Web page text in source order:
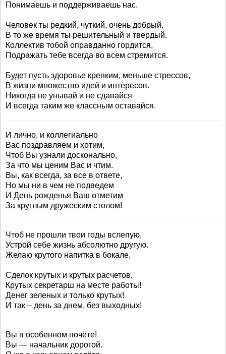
Понимаешь и поддерживаешь нас.
Человек ты редкий, чуткий, очень добрый,
В то же время ты решительный и твердый.
Коллектив тобой оправданно гордится,
Подражать тебе всегда во всем стремится.
Будет пусть здоровье крепким, меньше стрессов,
В жизни множество идей и интересов.
Никогда не унывай и не сдавайся
И всегда таким же классным оставайся.
И лично, и коллегиально
Вас поздравляем и хотим,
Чтоб Вы узнали досконально,
За что мы ценим Вас и чтим.
Вы, как всегда, за все в ответе,
Но мы ни в чем не подведем
И День рожденья Ваш отметим
За круглым дружеским столом!
Чтоб не прошли твои годы вслепую,
Устрой себе жизнь абсолютно другую.
Желаю крутого напитка в бокале,
Сделок крутых и крутых расчетов,
Крутых секретарш на месте работы!
Денег зеленых и только крутых!
И так – день за днем, без выходных!
Вы в особенном почёте!
Вы — начальник дорогой.